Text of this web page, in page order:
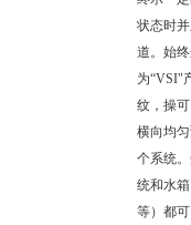
状态时
道。始
为“VSI"
纹，操
横向均
个系统
统和水
等）都